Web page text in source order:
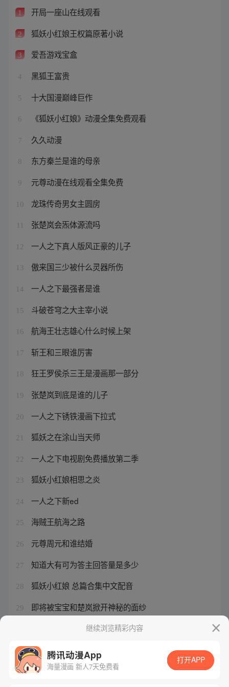
1 开局一座山在线观看
2 狐妖小红娘王权篇原著小说
3 爱吾游戏宝盒
4 黑狐王富贵
5 十大国漫巅峰巨作
6 《狐妖小红娘》动漫全集免费观看
7 久久动漫
8 东方秦兰是谁的母亲
9 元尊动漫在线观看全集免费
10 龙珠传奇男女主圆房
张楚岚会炁体源流吗
12 一人之下真人版风正豪的儿子
13 傲来国三少被什么灵器所伤
14 一人之下最强者是谁
15 斗破苍穹之大主宰小说
16 航海王壮志雄心什么时候上架
17 斩王和三眼谁厉害
18 狂王罗侯杀三王是漫画那一部分
19 张楚岚到底是谁的儿子
20 一人之下锈铁漫画下拉式
21 狐妖之在涂山当天师
22 一人之下电视剧免费播放第二季
23 狐妖小红娘相思之炎
24 一人之下新ed
25 海贼王航海之路
26 元尊周元和谁结婚
27 知道大有可为答主回答量是多少
28 狐妖小红娘 总篇合集中文配音
29 即将被宝宝和楚岚掀开神秘的面纱
狐妖小红娘东方月初扮演者
继续浏览精彩内容
腾讯动漫App
海量漫画 新人7天免费看
打开APP